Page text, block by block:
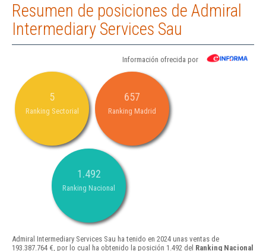
Resumen de posiciones de Admiral
Intermediary Services Sau
Información ofrecida por
5
Ranking Sectorial
657
Ranking Madrid
1.492
Ranking Nacional
Admiral Intermediary Services Sau ha tenido en 2024 unas ventas de
193.387.764 €, por lo cual ha obtenido la posición 1.492 del Ranking Nacional